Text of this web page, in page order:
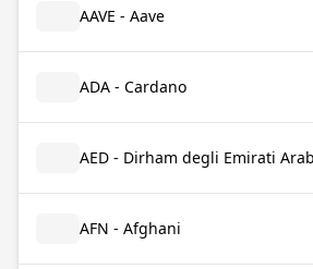
AAVE - Aave
ADA - Cardano
AED - Dirham degli Emirati
AFN - Afghani